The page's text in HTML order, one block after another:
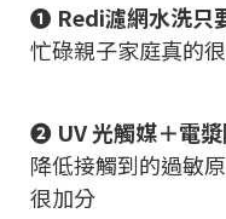
❶ Redi濾網水洗只
忙碌親子家庭真的
❷ UV 光觸媒＋電
降低接觸到的過敏
很加分